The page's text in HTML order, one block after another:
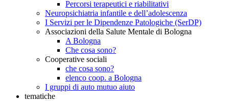
Percorsi terapeutici e riabilitativi
Neuropsichiatria infantile e dell’adolescenza
I Servizi per le Dipendenze Patologiche (SerDP)
Associazioni della Salute Mentale di Bologna
A Bologna
Che cosa sono?
Cooperative sociali
che cosa sono?
elenco coop. a Bologna
I gruppi di auto mutuo aiuto
tematiche